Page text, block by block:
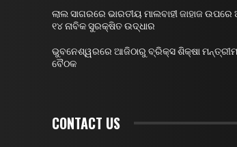
ଲାଲ ସାଗରରେ ଭାରତୀୟ ମାଲବାହୀ ଜାହାଜ
୧୪ ନାବିକ ସୁରକ୍ଷିତ ଉଦ୍ଧାର
ଭୁବନେଶ୍ୱରରେ ଆଜିଠାରୁ ବ୍ରିକ୍ସ ଶିକ୍ଷା
ବୈଠକ
CONTACT US